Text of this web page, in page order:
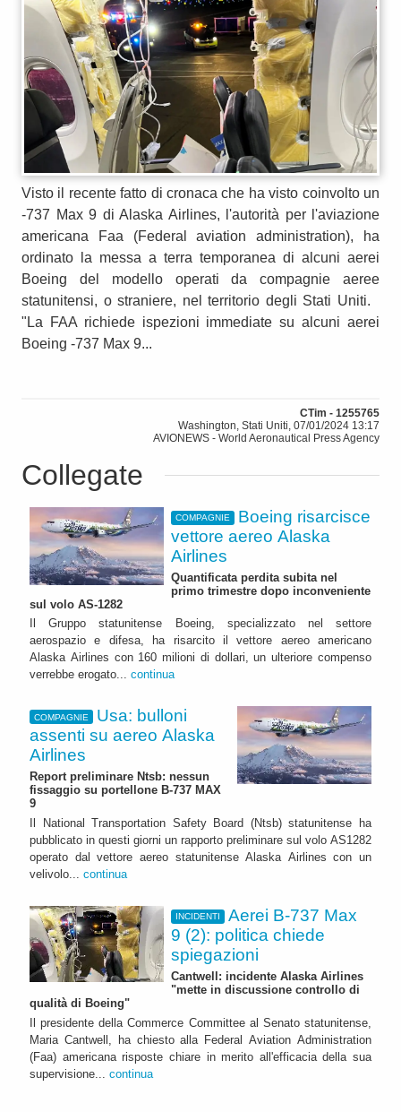
Visto il recente fatto di cronaca che ha visto coinvolto un
-737 Max 9 di Alaska Airlines, l'autorità per l'aviazione
americana Faa (Federal aviation administration), ha
ordinato la messa a terra temporanea di alcuni aerei
Boeing del modello operati da compagnie aeree
statunitensi, o straniere, nel territorio degli Stati Uniti.
"La FAA richiede ispezioni immediate su alcuni aerei
Boeing -737 Max 9...
CTim - 1255765
Washington, Stati Uniti, 07/01/2024 13:17
AVIONEWS - World Aeronautical Press Agency
Collegate
COMPAGNIE
Boeing risarcisce
vettore aereo Alaska
Airlines
Quantificata perdita subita nel
primo trimestre dopo inconveniente
sul volo AS-1282
Il Gruppo statunitense Boeing, specializzato nel settore
aerospazio e difesa, ha risarcito il vettore aereo americano
Alaska Airlines con 160 milioni di dollari, un ulteriore compenso
verrebbe erogato... continua
COMPAGNIE
Usa: bulloni
assenti su aereo Alaska
Airlines
Report preliminare Ntsb: nessun
fissaggio su portellone B-737 MAX
9
Il National Transportation Safety Board (Ntsb) statunitense ha
pubblicato in questi giorni un rapporto preliminare sul volo AS1282
operato dal vettore aereo statunitense Alaska Airlines con un
velivolo... continua
INCIDENTI
Aerei B-737 Max
9 (2): politica chiede
spiegazioni
Cantwell: incidente Alaska Airlines
"mette in discussione controllo di
qualità di Boeing"
Il presidente della Commerce Committee al Senato statunitense,
Maria Cantwell, ha chiesto alla Federal Aviation Administration
(Faa) americana risposte chiare in merito all'efficacia della sua
supervisione... continua